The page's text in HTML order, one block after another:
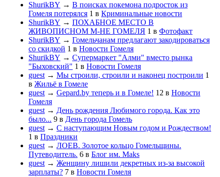
ShurikBY → В поисках покемона подросток из
Гомеля потерялся 1 в Криминальные новости
ShurikBY → ПОХАБНОЕ МЕСТО В
ЖИВОПИСНОМ М-НЕ ГОМЕЛЯ 1 в Фотофакт
ShurikBY → Гомельчанам предлагают закодироваться
со скидкой 1 в Новости Гомеля
ShurikBY → Супермаркет "Алми" вместо рынка
"Быховский" 1 в Новости Гомеля
guest → Мы строили, строили и наконец построили 1
в Жильё в Гомеле
guest → Gepard.by теперь и в Гомеле! 12 в Новости
Гомеля
guest → День рождения Любимого города. Как это
было... 9 в День города Гомель
guest → С наступающим Новым годом и Рождеством!
1 в Праздники
guest → ЛОЕВ. Золотое кольцо Гомельщины.
Путеводитель. 6 в Блог им. Maks
guest → Женщину лишили декретных из-за высокой
зарплаты? 7 в Новости Гомеля